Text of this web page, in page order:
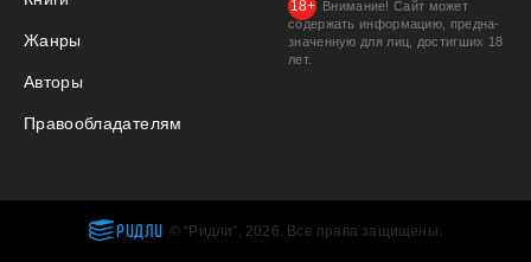
Жанры
Авторы
Правообладателям
Внимание! Сайт может
содержать информацию, предна­
значенную для лиц, дости­гших 18
лет.
РИДЛИ © “Ридли”, 2026. Все права защищены.